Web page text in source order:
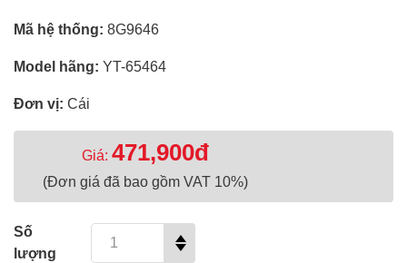
Mã hệ thống: 8G9646
Model hãng: YT-65464
Đơn vị: Cái
Giá: 471,900đ
(Đơn giá đã bao gồm VAT 10%)
Số
lượng